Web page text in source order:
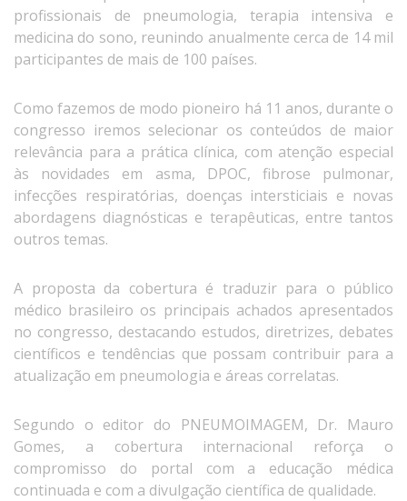
profissionais de pneumologia, terapia intensiva e
medicina do sono, reunindo anualmente cerca de 14 mil
participantes de mais de 100 países.
Como fazemos de modo pioneiro há 11 anos, durante o
congresso iremos selecionar os conteúdos de maior
relevância para a prática clínica, com atenção especial
às novidades em asma, DPOC, fibrose pulmonar,
infecções respiratórias, doenças intersticiais e novas
abordagens diagnósticas e terapêuticas, entre tantos
outros temas.
A proposta da cobertura é traduzir para o público
médico brasileiro os principais achados apresentados
no congresso, destacando estudos, diretrizes, debates
científicos e tendências que possam contribuir para a
atualização em pneumologia e áreas correlatas.
Segundo o editor do PNEUMOIMAGEM, Dr. Mauro
Gomes, a cobertura internacional reforça o
compromisso do portal com a educação médica
continuada e com a divulgação científica de qualidade.